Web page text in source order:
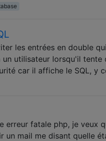
les entrées en double
utilisateur lorsqu'il tente
car il affiche le SQL, y
erreur fatale php, je veux
un mail me disant quelle